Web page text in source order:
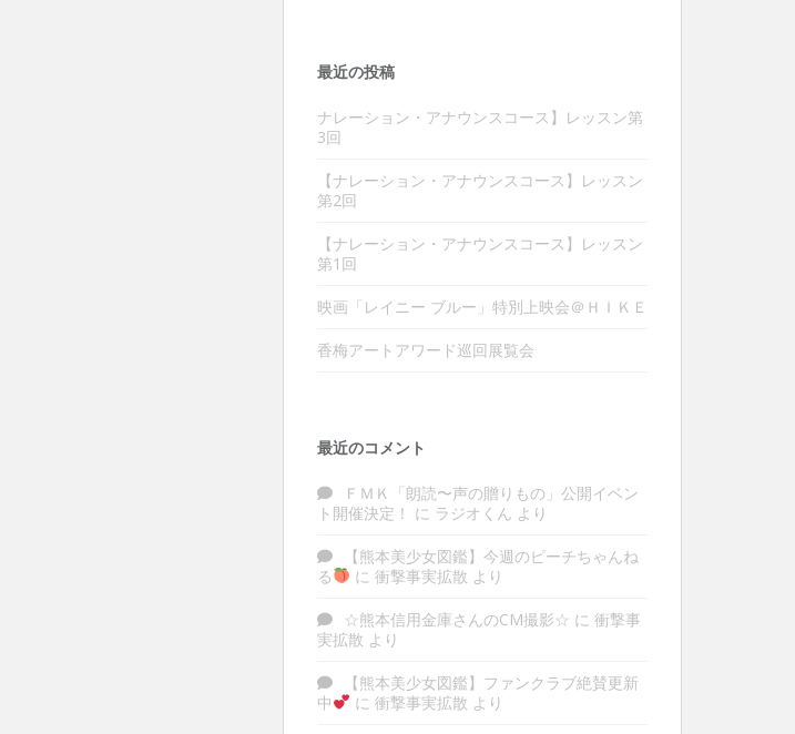
最近の投稿
ナレーション・アナウンスコース】レッスン第
3回
【ナレーション・アナウンスコース】レッスン
第2回
【ナレーション・アナウンスコース】レッスン
第1回
映画「レイニー ブルー」特別上映会＠ＨＩＫＥ
香梅アートアワード巡回展覧会
最近のコメント
ＦＭＫ「朗読〜声の贈りもの」公開イベン
ト開催決定！ に ラジオくん より
【熊本美少女図鑑】今週のピーチちゃんね
る
に 衝撃事実拡散 より
☆熊本信用金庫さんのCM撮影☆ に 衝撃事
実拡散 より
【熊本美少女図鑑】ファンクラブ絶賛更新
中
に 衝撃事実拡散 より